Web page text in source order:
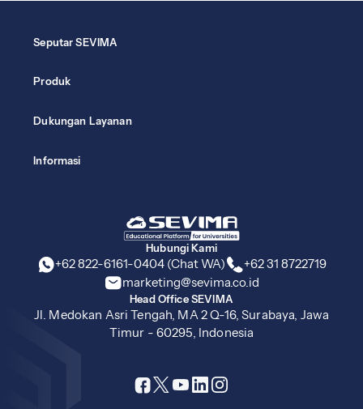
Hubungi Kami
+62 822-6161-0404 (Chat WA)
+62 31 8722719
marketing@sevima.co.id
Head Office SEVIMA
Jl. Medokan Asri Tengah, MA 2 Q-16, Surabaya, Jawa
Timur - 60295, Indonesia
Seputar SEVIMA
Produk
Dukungan Layanan
Informasi